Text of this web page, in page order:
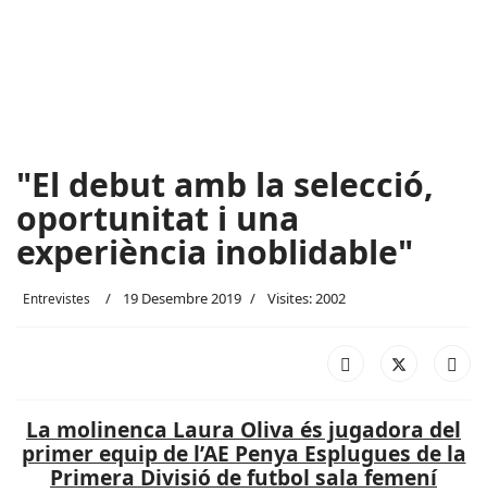
"El debut amb la selecció,
oportunitat i una
experiència inoblidable"
Entrevistes 19 Desembre 2019 Visites: 2002
La molinenca Laura Oliva és jugadora del
primer equip de l’AE Penya Esplugues de la
Primera Divisió de futbol sala femení